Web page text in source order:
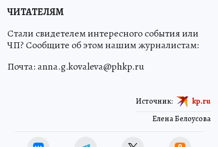
ЧИТАТЕЛЯМ
Стали свидетелем интересного события или
ЧП? Сообщите об этом нашим журналистам:
Почта: anna.g.kovaleva@phkp.ru
Елена Белоусова
Источник: kp.ru